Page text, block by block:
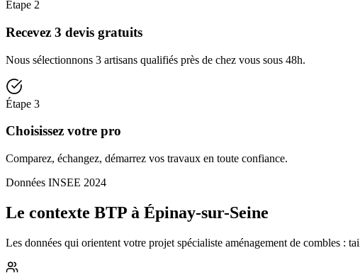
Étape 2
Recevez 3 devis gratuits
Nous sélectionnons 3 artisans qualifiés près de chez vous sous 48h.
Étape 3
Choisissez votre pro
Comparez, échangez, démarrez vos travaux en toute confiance.
Données INSEE 2024
Le contexte BTP à Épinay-sur-Seine
Les données qui orientent votre projet spécialiste aménagement de combles :